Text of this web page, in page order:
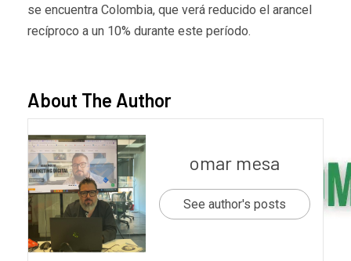
se encuentra Colombia, que verá reducido el arancel
recíproco a un 10% durante este período.
About The Author
omar mesa
See author's posts